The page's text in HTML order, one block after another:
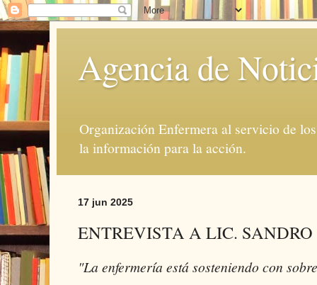
Agencia de
Organización Enfermera al servicio de
la información para la acción.
17 jun 2025
ENTREVISTA A LIC. SANDRO
"La enfermería está sosteniendo con